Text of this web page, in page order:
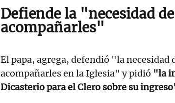
Defiende la "necesidad
acompañarles"
El papa, agrega, defendió "la necesidad
acompañarles en la Iglesia" y pidió "la
Dicasterio para el Clero sobre su